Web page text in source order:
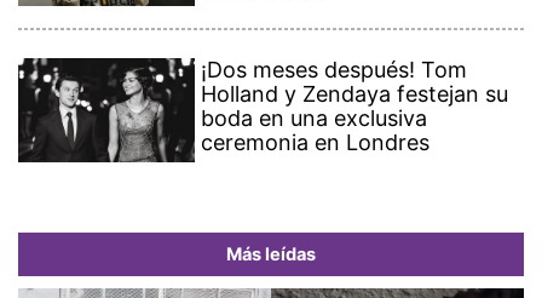
¡Dos meses después! Tom
Holland y Zendaya festejan su
boda en una exclusiva
ceremonia en Londres
Más leídas